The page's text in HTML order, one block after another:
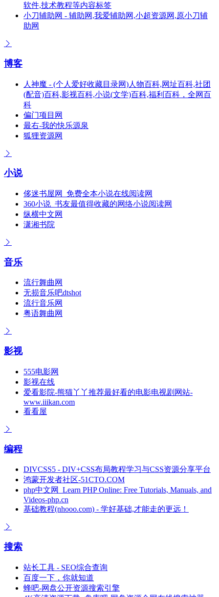
软件,技术教程等内容标签
小刀辅助网 - 辅助网,我爱辅助网,小超资源网,原小刀辅
助网
博客
人神魔 - (个人爱好收藏目录网)人物百科,网址百科,社团
(配音)百科,影视百科,小说(文学)百科,福利百科，全网百
科
偏门项目网
最右-我的快乐源泉
狐狸资源网
小说
侈迷书屋网_免费全本小说在线阅读网
360小说_书友最值得收藏的网络小说阅读网
纵横中文网
潇湘书院
音乐
流行舞曲网
无损音乐吧dtshot
流行音乐网
粤语舞曲网
影视
555电影网
影视在线
爱看影院-熊猫丫丫推荐最好看的电影电视剧网站-
www.iiikan.com
看看屋
编程
DIVCSS5 - DIV+CSS布局教程学习与CSS资源分享平台
鸿蒙开发者社区-51CTO.COM
php中文网_Learn PHP Online: Free Tutorials, Manuals, and
Videos-php.cn
基础教程(nhooo.com) - 学好基础,才能走的更远！
搜索
站长工具 - SEO综合查询
百度一下，你就知道
蜂吧-网盘公开资源搜索引擎